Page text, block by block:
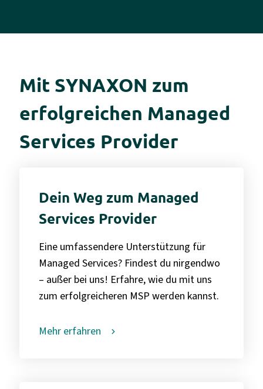
Mit SYNAXON zum
erfolgreichen Managed
Services Provider
Dein Weg zum Managed
Services Provider
Eine umfassendere Unterstützung für
Managed Services? Findest du nirgendwo
– außer bei uns! Erfahre, wie du mit uns
zum erfolgreicheren MSP werden kannst.
Mehr erfahren